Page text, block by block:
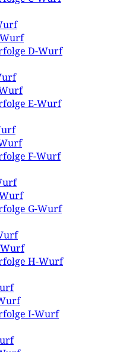
D-Wurf
E-Wurf
F-Wurf
G-Wurf
H-Wurf
I-Wurf